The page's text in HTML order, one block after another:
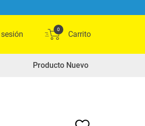
0
Producto Nuevo